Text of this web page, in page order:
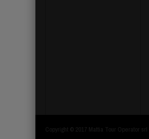
Copyright © 2017 Mattia Tour Operator srl